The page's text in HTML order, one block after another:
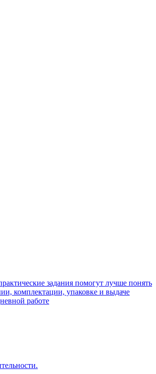
задания помогут лучше понять
комплектации, упаковке и выдаче
работе